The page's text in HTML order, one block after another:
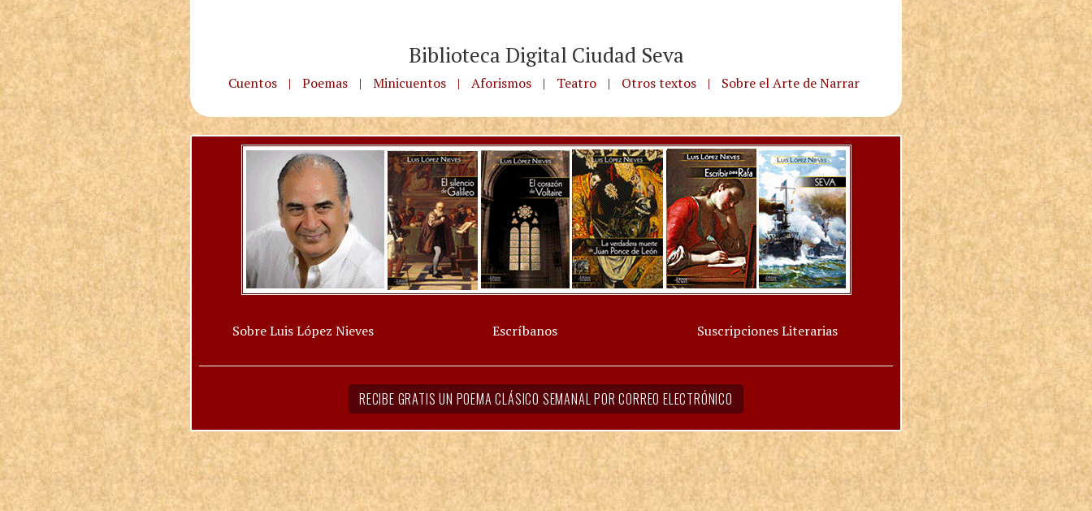
Biblioteca Digital Ciudad Seva
Cuentos | Poemas | Minicuentos | Aforismos | Teatro | Otros textos | Sobre el Arte de Narrar
Sobre Luis López Nieves Escríbanos Suscripciones Literarias
RECIBE GRATIS UN POEMA CLÁSICO SEMANAL POR CORREO ELECTRÓNICO